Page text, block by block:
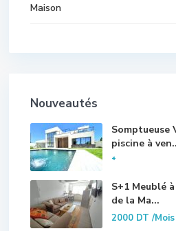
Maison
Nouveautés
Somptueuse
piscine à
*
S+1 Meublé
de la Ma...
2000 DT/Mois